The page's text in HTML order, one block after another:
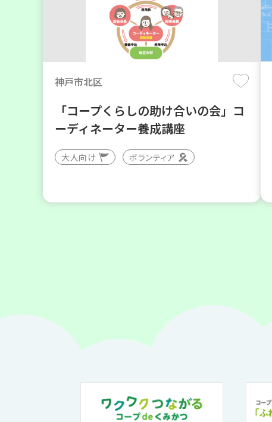
神戸市北区
「コープくらしの助け合いの会」コ
ーディネーター養成講座
大人向け ボランティア